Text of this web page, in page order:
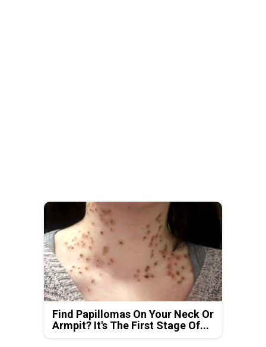
Find Papillomas On Your Neck Or
Armpit? It's The First Stage Of...